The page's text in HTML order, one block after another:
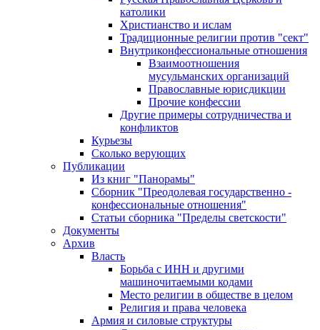
католики
Христианство и ислам
Традиционные религии против "сект"
Внутриконфессиональные отношения
Взаимоотношения
мусульманских организаций
Православные юрисдикции
Прочие конфессии
Другие примеры сотрудничества и
конфликтов
Курьезы
Сколько верующих
Публикации
Из книг "Панорамы"
Сборник "Преодолевая государственно -
конфессиональные отношения"
Статьи сборника "Пределы светскости"
Документы
Архив
Власть
Борьба с ИНН и другими
машиночитаемыми кодами
Место религии в обществе в целом
Религия и права человека
Армия и силовые структуры